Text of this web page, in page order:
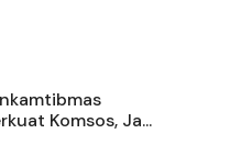
Komsos, Ja...